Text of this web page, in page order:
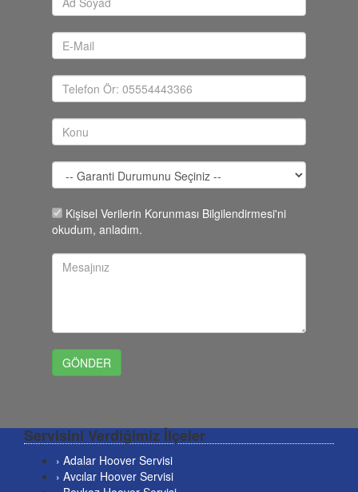
Kişisel Verilerin Korunması Bilgilendirmesi'ni
okudum, anladım.
Servisini Verdiğimiz İlçeler
› Adalar Hoover Servisi
› Avcılar Hoover Servisi